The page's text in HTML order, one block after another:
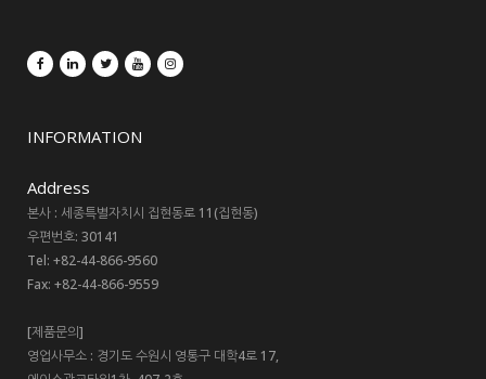
INFORMATION
Address
본사 : 세종특별자치시 집현동로 11(집현동)
우편번호: 30141
Tel: +82-44-866-9560
Fax: +82-44-866-9559
[제품문의]
영업사무소 : 경기도 수원시 영통구 대학4로 17,